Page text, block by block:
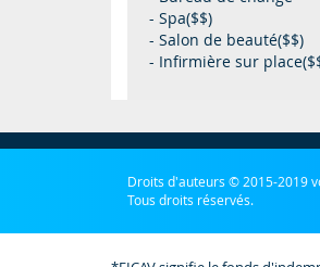
- Spa($$)
- Salon de beauté($$)
- Infirmière sur
Droits d'auteurs © 2015-2019
Tous droits réservés.